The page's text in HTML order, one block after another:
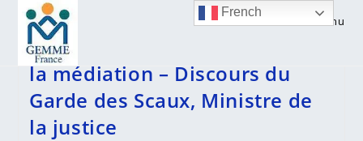
content
Menu
IXes assises internationales de
la médiation – Discours du
Garde des Scaux, Ministre de
la justice
French